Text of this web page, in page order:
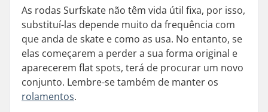
As rodas Surfskate não têm vida útil fixa, por isso,
substituí-las depende muito da frequência com
que anda de skate e como as usa. No entanto, se
elas começarem a perder a sua forma original e
aparecerem flat spots, terá de procurar um novo
conjunto. Lembre-se também de manter os
rolamentos.